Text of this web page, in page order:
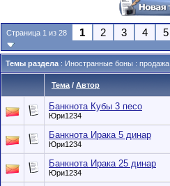
Страница 1 из 28 1 2 3 4 5
Темы раздела : Иностранные боны : продажа
Тема / Автор
Банкнота Кубы 3 песо
Юри1234
Банкнота Ирака 5 динар
Юри1234
Банкнота Ирака 25 динар
Юри1234